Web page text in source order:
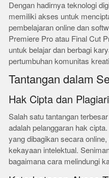
Dengan hadirnya teknologi
memiliki akses untuk
pembelajaran online dan
Premiere Pro atau Final Cut
untuk belajar dan berbagi
pertumbuhan komunitas
Tantangan dalam
Hak Cipta dan
Salah satu tantangan
adalah pelanggaran hak
yang dibagikan secara
kekayaan intelektual.
bagaimana cara melindungi